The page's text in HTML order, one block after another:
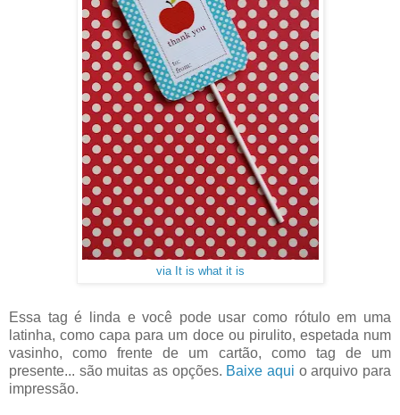
via It is what it is
Essa tag é linda e você pode usar como rótulo em uma
latinha, como capa para um doce ou pirulito, espetada num
vasinho, como frente de um cartão, como tag de um
presente... são muitas as opções. Baixe aqui o arquivo para
impressão.